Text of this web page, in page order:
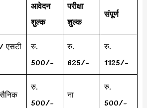
आवेदन
शुल्क
परीक्षा
शुल्क
संपूर्ण
एसटी
रु.
500/-
रु.
625/-
रु.
1125/-
रु.
500/-
ना
रु.
500/-